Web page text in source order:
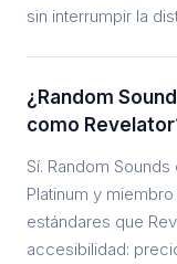
sin interrumpir la
¿Random
como
Sí. Random
Platinum y
estándares que
accesibilidad: